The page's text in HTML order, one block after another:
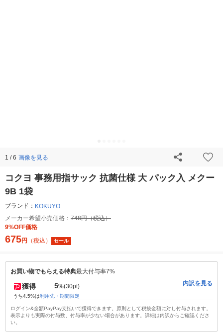
1 / 6 画像を見る
コクヨ 事務用指サック 抗菌仕様 大 パック入 メクー
9B 1袋
ブランド： KOKUYO
メーカー希望小売価格： 748円（税込）
9%OFF価格
675円 （税込） セール
お買い物でもらえる特典最大付与率7%
獲得 5%(30pt)
うち4.5%は利用先・期間限定
内訳を見る
ログイン&全額PayPay支払いで獲得できます。原則として税抜金額に対し付与されます。
表示よりも実際の付与数、付与率が少ない場合があります。詳細は内訳からご確認くださ
い。